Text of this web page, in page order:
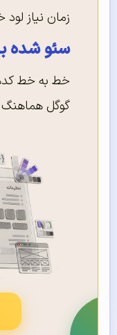
زمان نیاز
سئو شده
خط به خط کدها
گوگل هماهنگ